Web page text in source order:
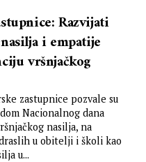
Razvijati
i empatije
vršnjačkog
zastupnice pozvale su
Nacionalnog dana
nasilja, na
u obitelji i školi kao
u...